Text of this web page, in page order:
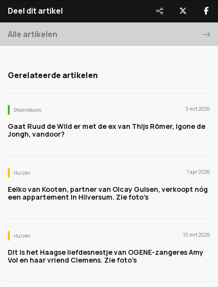
Deel dit artikel
Alle artikelen
Gerelateerde artikelen
Shownieuws 3 mrt 2026
Gaat Ruud de Wild er met de ex van Thijs Römer, Igone de
Jongh, vandoor?
Huizen 1 apr 2026
Eelko van Kooten, partner van Olcay Gulsen, verkoopt nóg
een appartement in Hilversum. Zie foto’s
Huizen 10 mrt 2026
Dit is het Haagse liefdesnestje van OGENE-zangeres Amy
Vol en haar vriend Clemens. Zie foto’s